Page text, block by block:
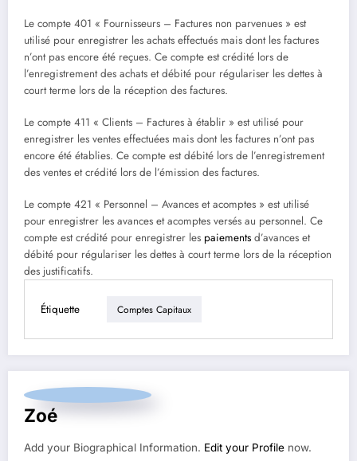
Le compte 401 « Fournisseurs – Factures non parvenues » est
utilisé pour enregistrer les achats effectués mais dont les factures
n’ont pas encore été reçues. Ce compte est crédité lors de
l’enregistrement des achats et débité pour régulariser les dettes à
court terme lors de la réception des factures.
Le compte 411 « Clients – Factures à établir » est utilisé pour
enregistrer les ventes effectuées mais dont les factures n’ont pas
encore été établies. Ce compte est débité lors de l’enregistrement
des ventes et crédité lors de l’émission des factures.
Le compte 421 « Personnel – Avances et acomptes » est utilisé
pour enregistrer les avances et acomptes versés au personnel. Ce
compte est crédité pour enregistrer les paiements d’avances et
débité pour régulariser les dettes à court terme lors de la réception
des justificatifs.
Étiquette Comptes Capitaux
Zoé
Add your Biographical Information. Edit your Profile now.